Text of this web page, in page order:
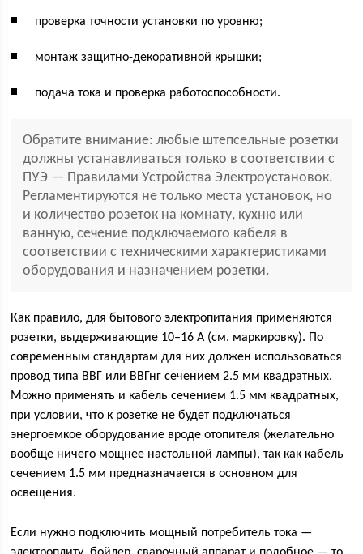
проверка точности установки по уровню;
монтаж защитно-декоративной крышки;
подача тока и проверка работоспособности.
Обратите внимание: любые штепсельные розетки
должны устанавливаться только в соответствии с
ПУЭ — Правилами Устройства Электроустановок.
Регламентируются не только места установок, но
и количество розеток на комнату, кухню или
ванную, сечение подключаемого кабеля в
соответствии с техническими характеристиками
оборудования и назначением розетки.
Как правило, для бытового электропитания применяются
розетки, выдерживающие 10–16 А (см. маркировку). По
современным стандартам для них должен использоваться
провод типа ВВГ или ВВГнг сечением 2.5 мм квадратных.
Можно применять и кабель сечением 1.5 мм квадратных,
при условии, что к розетке не будет подключаться
энергоемкое оборудование вроде отопителя (желательно
вообще ничего мощнее настольной лампы), так как кабель
сечением 1.5 мм предназначается в основном для
освещения.
Если нужно подключить мощный потребитель тока —